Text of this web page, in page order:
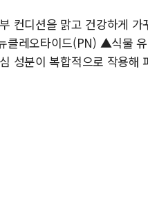
컨디션을 맑고 건강하게 가
클레오타이드(PN) ▲식물
성분이 복합적으로 작용해